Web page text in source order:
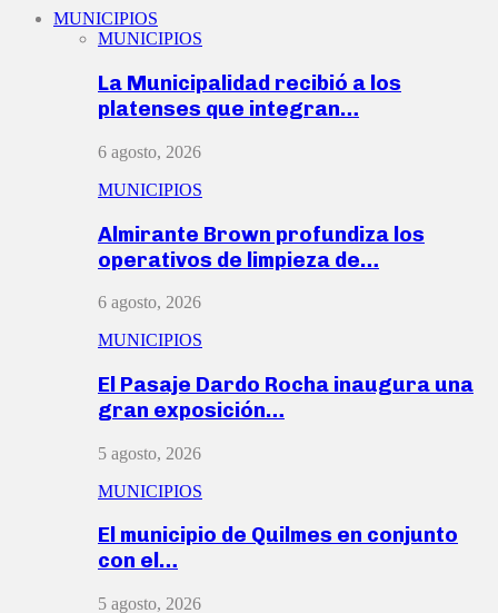
MUNICIPIOS
MUNICIPIOS
La Municipalidad recibió a los
platenses que integran…
6 agosto, 2026
MUNICIPIOS
Almirante Brown profundiza los
operativos de limpieza de…
6 agosto, 2026
MUNICIPIOS
El Pasaje Dardo Rocha inaugura una
gran exposición…
5 agosto, 2026
MUNICIPIOS
El municipio de Quilmes en conjunto
con el…
5 agosto, 2026